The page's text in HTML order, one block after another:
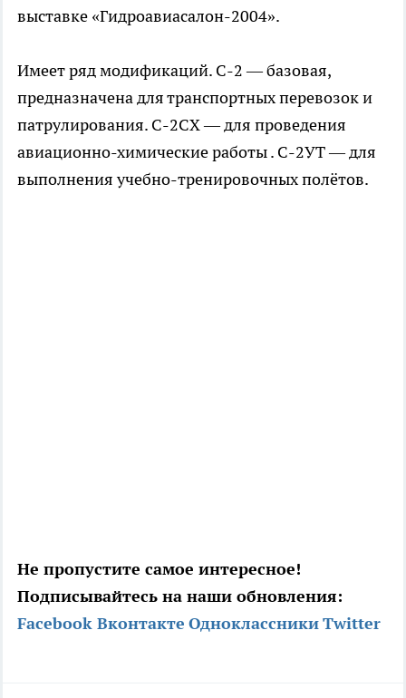
выставке «Гидроавиасалон-2004».
Имеет ряд модификаций. С-2 — базовая,
предназначена для транспортных перевозок и
патрулирования. С-2СХ — для проведения
авиационно-химические работы . С-2УТ — для
выполнения учебно-тренировочных полётов.
Не пропустите самое интересное!
Подписывайтесь на наши обновления:
Facebook Вконтакте ОдноклассникиTwitter